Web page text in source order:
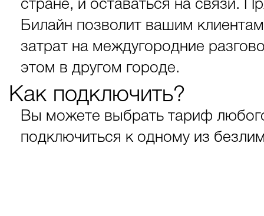
стране, и оставаться на связи.
Билайн позволит вашим
затрат на междугородние
этом в другом городе.
Как подключить?
Вы можете выбрать тариф
подключиться к одному из